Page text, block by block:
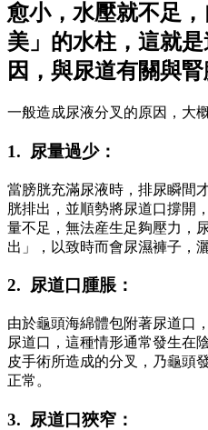
愈小，水壓就不足
美」的水柱，這就
因，與尿道有關與腎
一般造成尿液分叉的原因，大
1. 尿量過少：
當膀胱充滿尿液時，排尿瞬間
胱排出，並順勢將尿道口撐開
量不足，無法産生足夠壓力，
出」，以致時而會尿濕褲子，
2. 尿道口腫脹：
由於龜頭海綿體包附著尿道口
尿道口，這種情形通常發生在
皮手術所造成的分叉，乃龜頭
正常。
3. 尿道口狹窄：